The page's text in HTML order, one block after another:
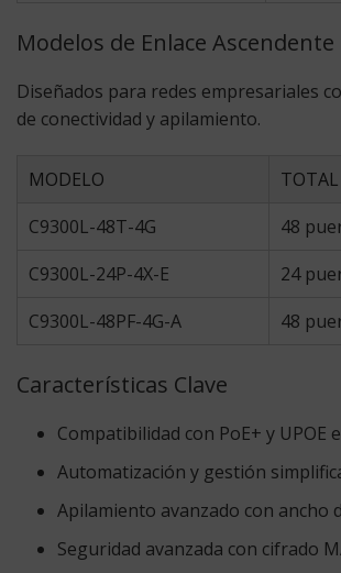
Modelos de Enlace Ascendente
Diseñados para redes empresariales
de conectividad y apilamiento.
MODELO
C9300L-48T-4G
48
C9300L-24P-4X-E
24
C9300L-48PF-4G-A
48
Características Clave
Compatibilidad con PoE+ y UPOE
Automatización y gestión
Apilamiento avanzado con ancho
Seguridad avanzada con cifrado